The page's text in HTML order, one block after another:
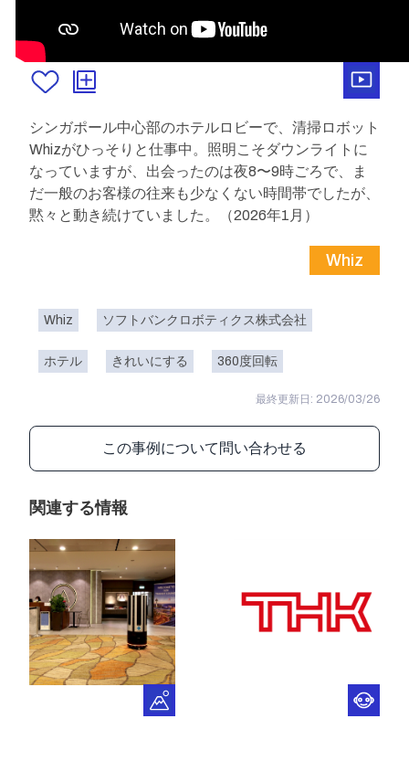
シンガポール中心部のホテルロビーで、清掃ロボット
Whizがひっそりと仕事中。照明こそダウンライトに
なっていますが、出会ったのは夜8〜9時ごろで、ま
だ一般のお客様の往来も少なくない時間帯でしたが、
黙々と動き続けていました。（2026年1月）
Whiz
Whiz ソフトバンクロボティクス株式会社
ホテル きれいにする 360度回転
最終更新日: 2026/03/26
この事例について問い合わせる
関連する情報